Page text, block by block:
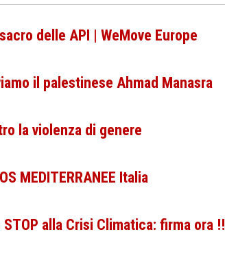
delle API | WeMove Europe
il palestinese Ahmad Manasra
la violenza di genere
MEDITERRANEE Italia
alla Crisi Climatica: firma ora !!